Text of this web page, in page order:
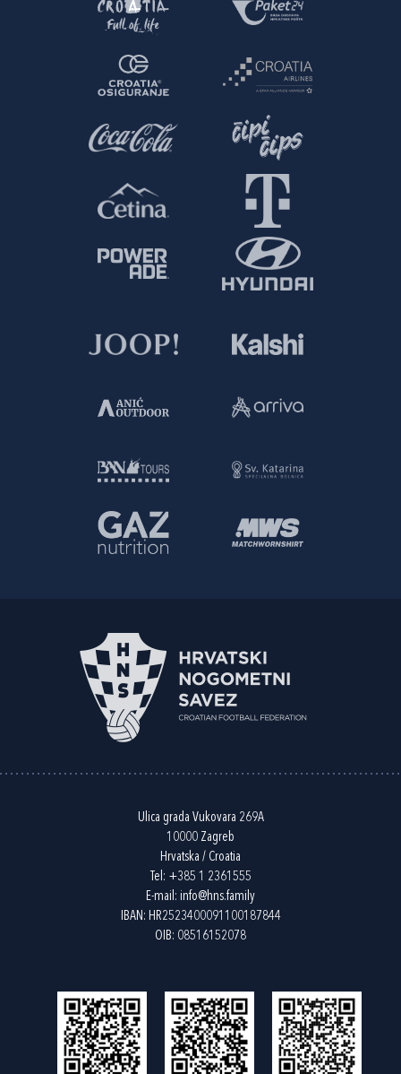
Ulica grada Vukovara 269A
10000 Zagreb
Hrvatska / Croatia
Tel: +385 1 2361555
E-mail: info@hns.family
IBAN: HR2523400091100187844
OIB: 08516152078